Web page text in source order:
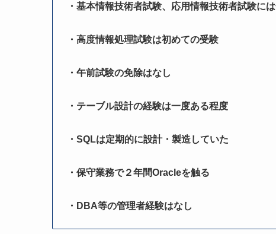
・基本情報技術者試験、応用情報技術者試験に
・高度情報処理試験は初めての受験
・午前試験の免除はなし
・テーブル設計の経験は一度ある程度
・SQLは定期的に設計・製造していた
・保守業務で２年間Oracleを触る
・DBA等の管理者経験はなし